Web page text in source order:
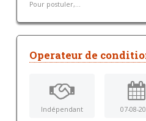
Pour postuler,...
Operateur de
Indépendant 07-08-